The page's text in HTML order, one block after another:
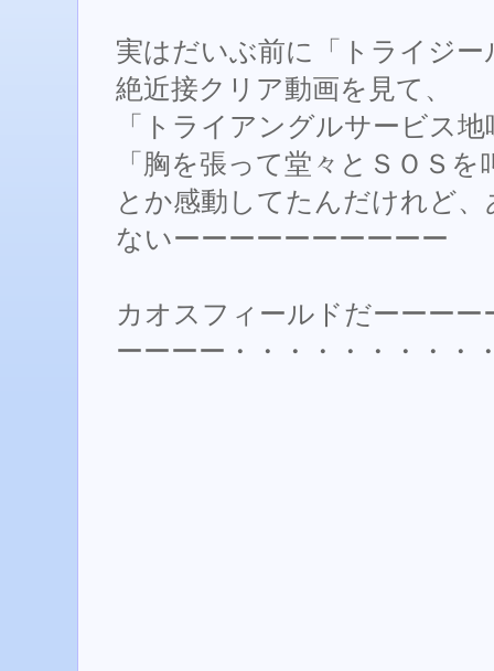
実はだいぶ前に「トライジ
絶近接クリア動画を見て、
「トライアングルサービス
「胸を張って堂々とＳＯＳ
とか感動してたんだけれど
ないーーーーーーーーーー
カオスフィールドだーーーー
ーーーー・・・・・・・・・